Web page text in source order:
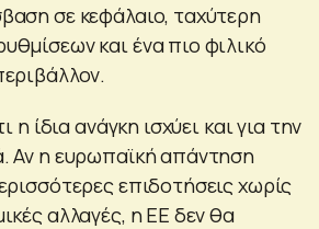
σε κεφάλαιο, ταχύτερη
και ένα πιο φιλικό
η ίδια ανάγκη ισχύει και για την
Αν η ευρωπαϊκή απάντηση
επιδοτήσεις χωρίς
αλλαγές, η ΕΕ δεν θα